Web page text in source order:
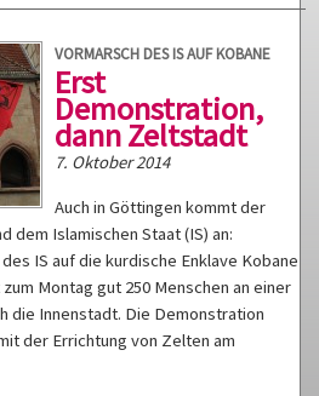
VORMARSCH DES IS AUF KOBANE
Erst
Demonstration,
dann Zeltstadt
7. Oktober 2014
Auch in Göttingen kommt der
dem Islamischen Staat (IS) an:
IS auf die kurdische Enklave Kobane
Montag gut 250 Menschen an einer
die Innenstadt. Die Demonstration
der Errichtung von Zelten am